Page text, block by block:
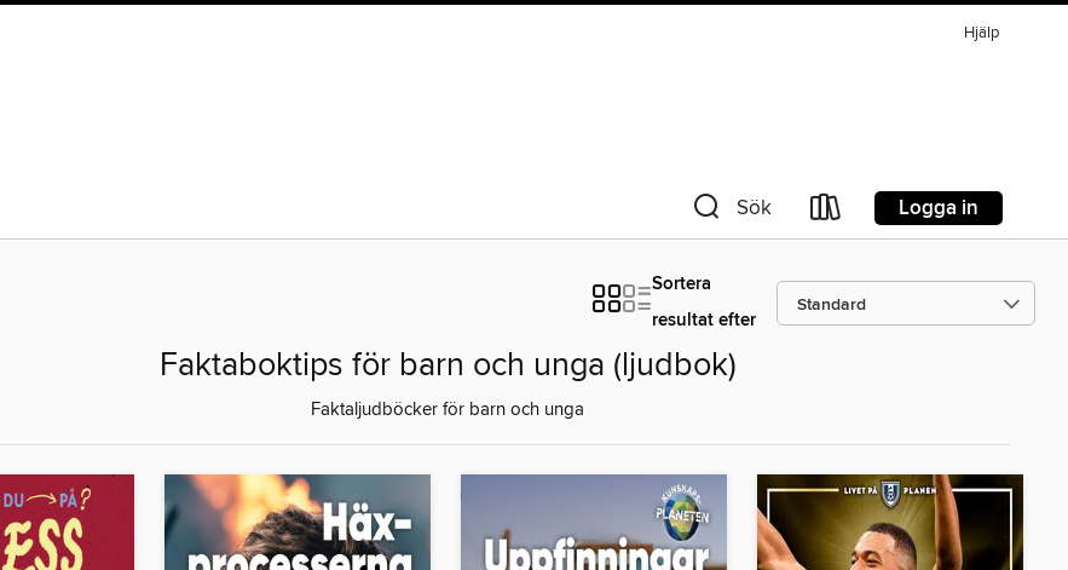
Hjälp
Sök Logga in
Sortera
resultat efter
Faktaboktips för barn och unga (ljudbok)
Faktaljudböcker för barn och unga